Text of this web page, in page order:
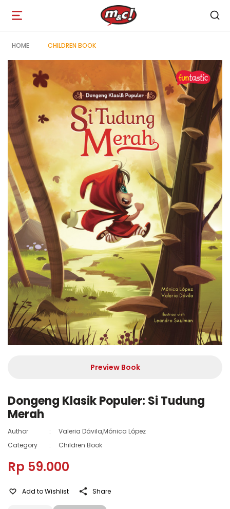
Open
navigation
HOME CHILDREN BOOK
Preview Book
Dongeng Klasik Populer: Si Tudung
Merah
Author :
Valeria Dávila,Mónica López
Category
: Children Book
Rp 59.000
Add to Wishlist Share